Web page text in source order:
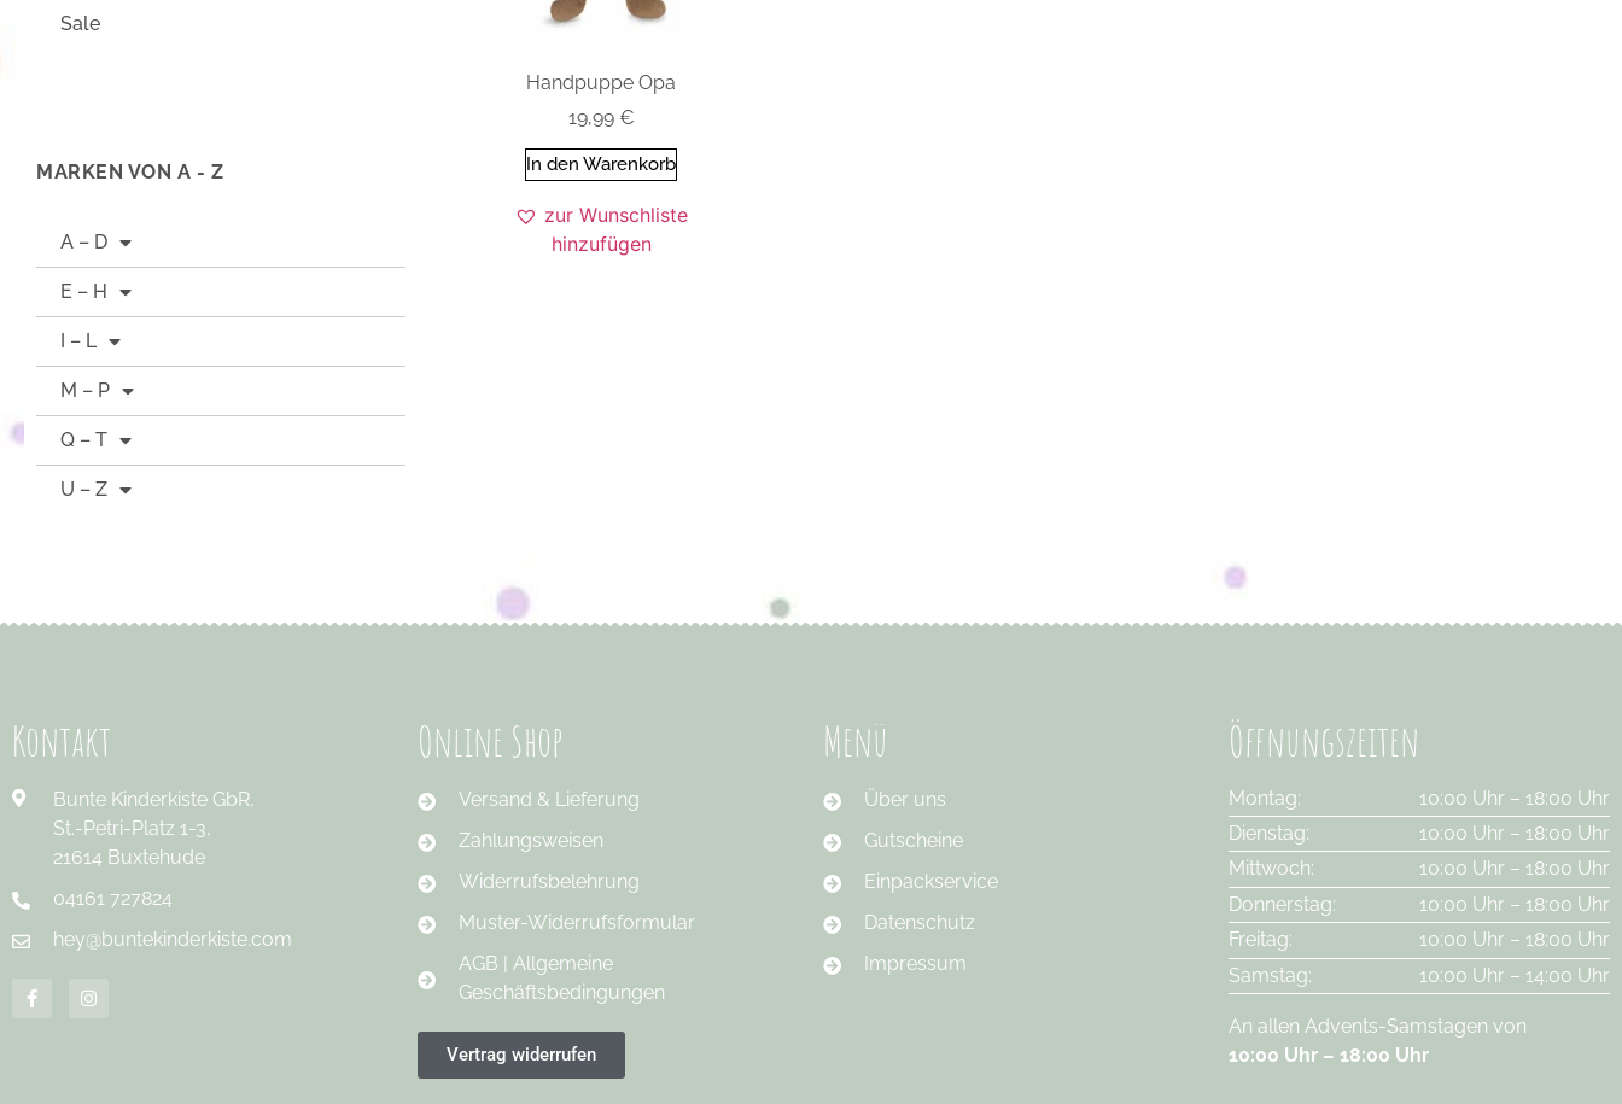
Sale
MARKEN VON A - Z
A – D
E – H
I – L
M – P
Q – T
U – Z
Handpuppe Opa
19,99 €
In den Warenkorb
zur Wunschliste
hinzufügen
Kontakt
Bunte Kinderkiste GbR,
St.-Petri-Platz 1-3,
21614 Buxtehude
04161 727824
hey@buntekinderkiste.com
Online Shop
Versand & Lieferung
Zahlungsweisen
Widerrufsbelehrung
Muster-Widerrufsformular
AGB | Allgemeine
Geschäftsbedingungen
Vertrag widerrufen
Menü
Über uns
Gutscheine
Einpackservice
Datenschutz
Impressum
Öffnungszeiten
Montag:
10:00 Uhr – 18:00 Uhr
Dienstag:
10:00 Uhr – 18:00 Uhr
Mittwoch:
10:00 Uhr – 18:00 Uhr
Donnerstag:
10:00 Uhr – 18:00 Uhr
Freitag:
10:00 Uhr – 18:00 Uhr
Samstag:
10:00 Uhr – 14:00 Uhr
An allen Advents-Samstagen von
10:00 Uhr – 18:00 Uhr